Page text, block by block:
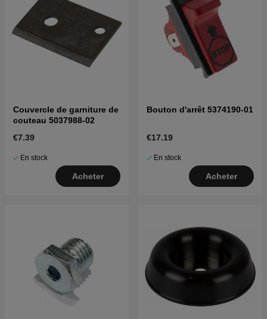
Couvercle de garniture de
couteau 5037988-02
€7.39
En stock
Acheter
Bouton d'arrêt 5374190-01
€17.19
En stock
Acheter